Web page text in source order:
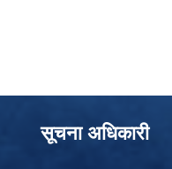
सूचना अधिकारी